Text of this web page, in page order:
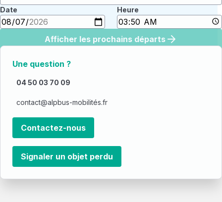
Date Heure
Afficher les prochains départs
Une question ?
04 50 03 70 09
contact@alpbus-mobilités.fr
Contactez-nous
Signaler un objet perdu